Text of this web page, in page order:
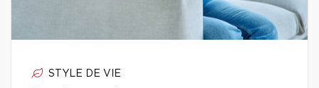
STYLE DE VIE